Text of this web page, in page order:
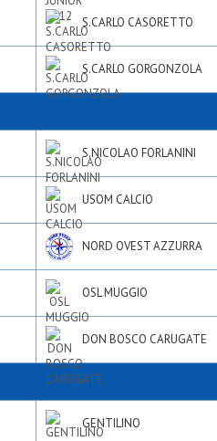
S.CARLO CASORETTO
S.CARLO GORGONZOLA
S.NICOLAO FORLANINI
USOM CALCIO
NORD OVEST AZZURRA
OSL MUGGIO
DON BOSCO CARUGATE
GENTILINO